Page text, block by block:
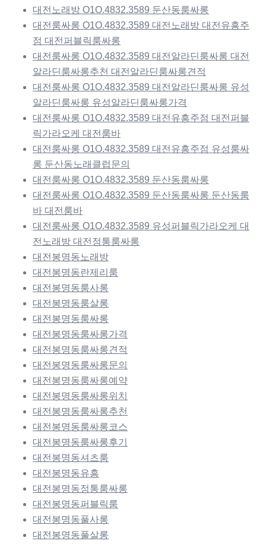
대전노래방 O1O.4832.3589 둔산동룸싸롱
대전룸싸롱 O1O.4832.3589 대전노래방 대전유흥주
점 대전퍼블릭룸싸롱
대전룸싸롱 O1O.4832.3589 대전알라딘룸싸롱 대전
알라딘룸싸롱추천 대전알라딘룸싸롱견적
대전룸싸롱 O1O.4832.3589 대전알라딘룸싸롱 유성
알라딘룸싸롱 유성알라딘룸싸롱가격
대전룸싸롱 O1O.4832.3589 대전유흥주점 대전퍼블
릭가라오케 대전룸바
대전룸싸롱 O1O.4832.3589 대전유흥주점 유성룸싸
롱 둔산동노래클럽문의
대전룸싸롱 O1O.4832.3589 둔산동룸싸롱
대전룸싸롱 O1O.4832.3589 둔산동룸싸롱 둔산동룸
바 대전룸바
대전룸싸롱 O1O.4832.3589 유성퍼블릭가라오케 대
전노래방 대전정통룸싸롱
대전봉명동노래방
대전봉명동란제리룸
대전봉명동룸사롱
대전봉명동룸살롱
대전봉명동룸싸롱
대전봉명동룸싸롱가격
대전봉명동룸싸롱견적
대전봉명동룸싸롱문의
대전봉명동룸싸롱예약
대전봉명동룸싸롱위치
대전봉명동룸싸롱추천
대전봉명동룸싸롱코스
대전봉명동룸싸롱후기
대전봉명동셔츠룸
대전봉명동유흥
대전봉명동정통룸싸롱
대전봉명동퍼블릭룸
대전봉명동풀사롱
대전봉명동풀살롱